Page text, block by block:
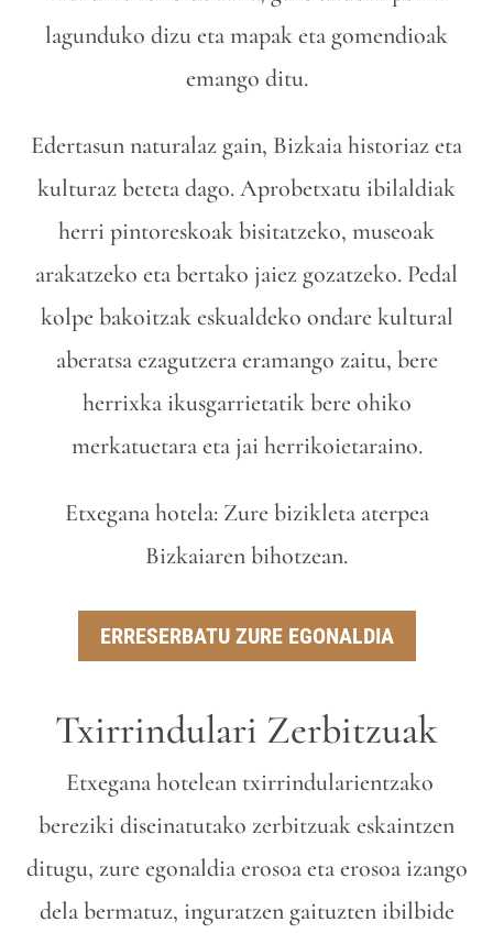
lagunduko dizu eta mapak eta gomendioak
emango ditu.
Edertasun naturalaz gain, Bizkaia historiaz eta
kulturaz beteta dago. Aprobetxatu ibilaldiak
herri pintoreskoak bisitatzeko, museoak
arakatzeko eta bertako jaiez gozatzeko. Pedal
kolpe bakoitzak eskualdeko ondare kultural
aberatsa ezagutzera eramango zaitu, bere
herrixka ikusgarrietatik bere ohiko
merkatuetara eta jai herrikoietaraino.
Etxegana hotela: Zure bizikleta aterpea
Bizkaiaren bihotzean.
ERRESERBATU ZURE EGONALDIA
Txirrindulari Zerbitzuak
Etxegana hotelean txirrindularientzako
bereziki diseinatutako zerbitzuak eskaintzen
ditugu, zure egonaldia erosoa eta erosoa izango
dela bermatuz, inguratzen gaituzten ibilbide